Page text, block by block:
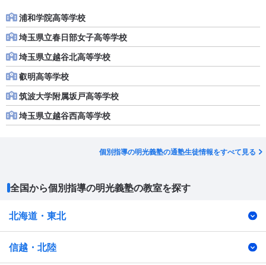
浦和学院高等学校
埼玉県立春日部女子高等学校
埼玉県立越谷北高等学校
叡明高等学校
筑波大学附属坂戸高等学校
埼玉県立越谷西高等学校
個別指導の明光義塾の通塾生徒情報をすべて見る
全国から個別指導の明光義塾の教室を探す
北海道・東北
信越・北陸